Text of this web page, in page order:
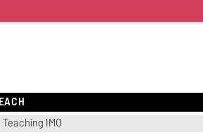
Teaching IMO